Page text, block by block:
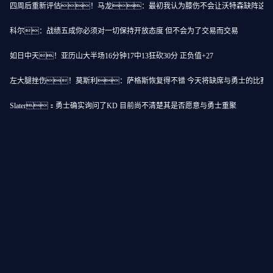
四周后重新评估！马龙：最初我认为膝伤不会让沃特森缺阵这
科尔：战绩五成你必须对一切保持开放态度 但不会为了交易而交易
如日中天！亚历山大半场16分钟17中13狂砍30分 正负值+27
左大腿挫伤！莫斯利：萨格斯恢复得不错 今天将缺席与勇士的比赛
Slater：勇士确实询问了KD 目前尚不清楚其是否愿意与勇士重聚